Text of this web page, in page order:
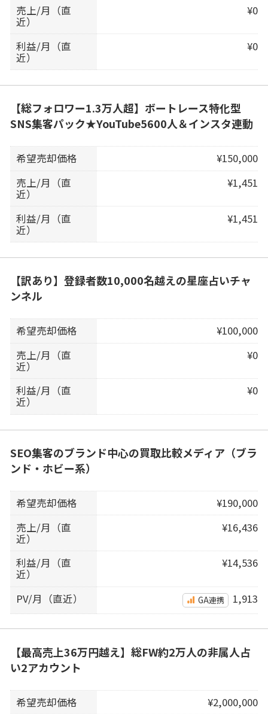
売上/月（直
近）
¥0
利益/月（直
近）
¥0
【総フォロワー1.3万人超】ボートレース特化型
SNS集客パック★YouTube5600人＆インスタ連動
希望売却価格
¥150,000
売上/月（直
近）
¥1,451
利益/月（直
近）
¥1,451
【訳あり】登録者数10,000名越えの星座占いチャ
ンネル
希望売却価格
¥100,000
売上/月（直
近）
¥0
利益/月（直
近）
¥0
SEO集客のブランド中心の買取比較メディア（ブラ
ンド・ホビー系）
希望売却価格
¥190,000
売上/月（直
近）
¥16,436
利益/月（直
近）
¥14,536
PV/月（直近） GA連携 1,913
【最高売上36万円越え】総FW約2万人の非属人占
い2アカウント
希望売却価格
¥2,000,000